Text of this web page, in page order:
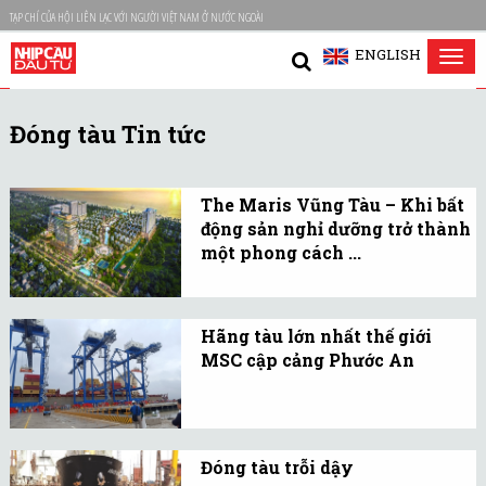
TẠP CHÍ CỦA HỘI LIÊN LẠC VỚI NGƯỜI VIỆT NAM Ở NƯỚC NGOÀI
ENGLISH
Đóng tàu Tin tức
The Maris Vũng Tàu – Khi bất
động sản nghỉ dưỡng trở thành
một phong cách ...
phẩm gồm căn hộ, biệt
thự nghỉ dưỡng và hệ
lưu trú, vui chơi, ẩm
thực...
Hãng tàu lớn nhất thế giới
MSC cập cảng Phước An
Cảng Phước An (Nhơn
Trạch, Đồng Nai) trên
Đóng tàu trỗi dậy